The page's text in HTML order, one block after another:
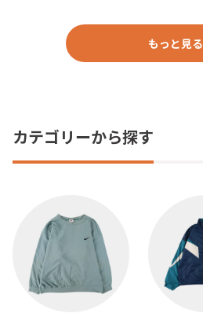
もっと見る
カテゴリーから探す